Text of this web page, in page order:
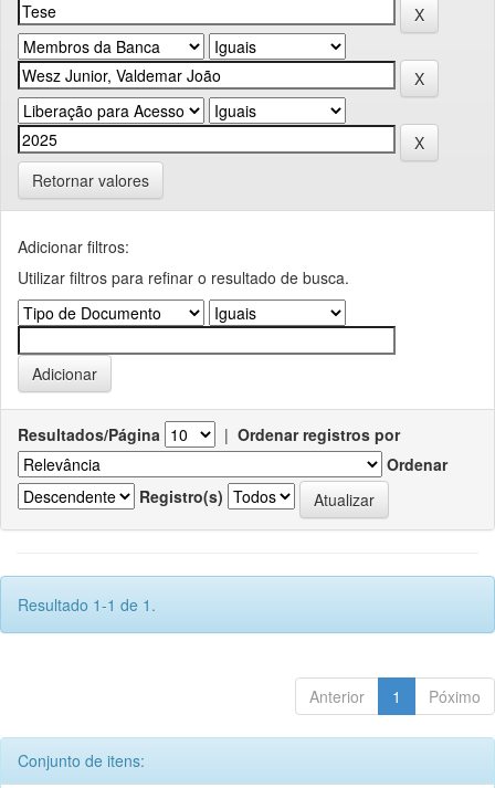
Retornar valores
Adicionar filtros:
Utilizar filtros para refinar o resultado de busca.
Resultados/Página | Ordenar registros por
Ordenar
Registro(s)
Resultado 1-1 de 1.
Anterior 1 Póximo
Conjunto de itens: